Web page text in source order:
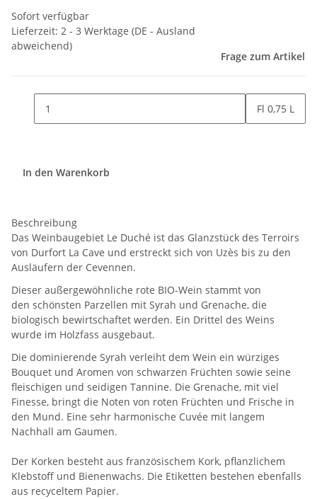
Sofort verfügbar
Lieferzeit: 2 - 3 Werktage (DE - Ausland
abweichend)
Frage zum Artikel
Fl 0,75 L
In den Warenkorb
Beschreibung
Das Weinbaugebiet Le Duché ist das Glanzstück des Terroirs
von Durfort La Cave und erstreckt sich von Uzès bis zu den
Ausläufern der Cevennen.
Dieser außergewöhnliche rote BIO-Wein stammt von
den schönsten Parzellen mit Syrah und Grenache, die
biologisch bewirtschaftet werden. Ein Drittel des Weins
wurde im Holzfass ausgebaut.
Die dominierende Syrah verleiht dem Wein ein würziges
Bouquet und Aromen von schwarzen Früchten sowie seine
fleischigen und seidigen Tannine. Die Grenache, mit viel
Finesse, bringt die Noten von roten Früchten und Frische in
den Mund. Eine sehr harmonische Cuvée mit langem
Nachhall am Gaumen.
Der Korken besteht aus französischem Kork, pflanzlichem
Klebstoff und Bienenwachs. Die Etiketten bestehen ebenfalls
aus recyceltem Papier.